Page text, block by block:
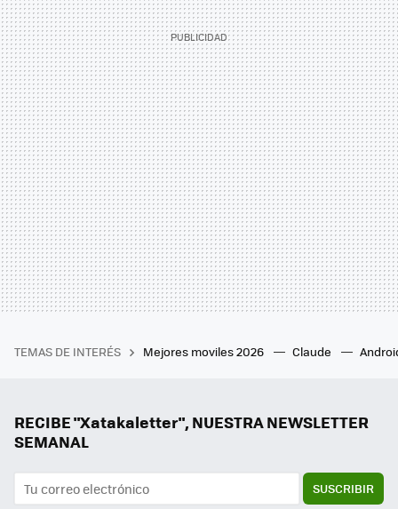
TEMAS DE INTERÉS Mejores moviles 2026 Claude
RECIBE "Xatakaletter", NUESTRA NEWSLETTER
SEMANAL
SUSCRIBIR